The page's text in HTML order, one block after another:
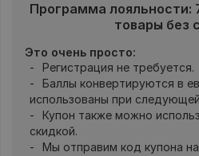
Программа лояльности:
товары без
Это очень просто:
Регистрация не требуется.
Баллы конвертируются в
использованы при
Купон также можно
скидкой.
Мы отправим код купона